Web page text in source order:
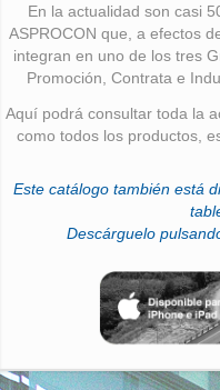
En la actualidad son casi
ASPROCON que, a efectos
integran en uno de los tres
Promoción, Contrata e
Aquí podrá consultar toda la
como todos los productos,
Este catálogo también está
Descárguelo